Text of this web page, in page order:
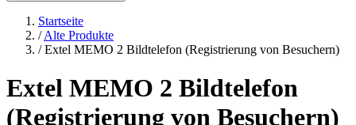
Angebote
Startseite
/ Alte Produkte
/ Extel MEMO 2 Bildtelefon (Registrierung von Besuchern)
Extel MEMO 2 Bildtelefon
(Registrierung von Besuchern)